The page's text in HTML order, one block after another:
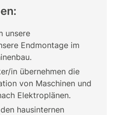
unsere
Endmontage im
in übernehmen die
von Maschinen und
Elektroplänen.
hausinternen